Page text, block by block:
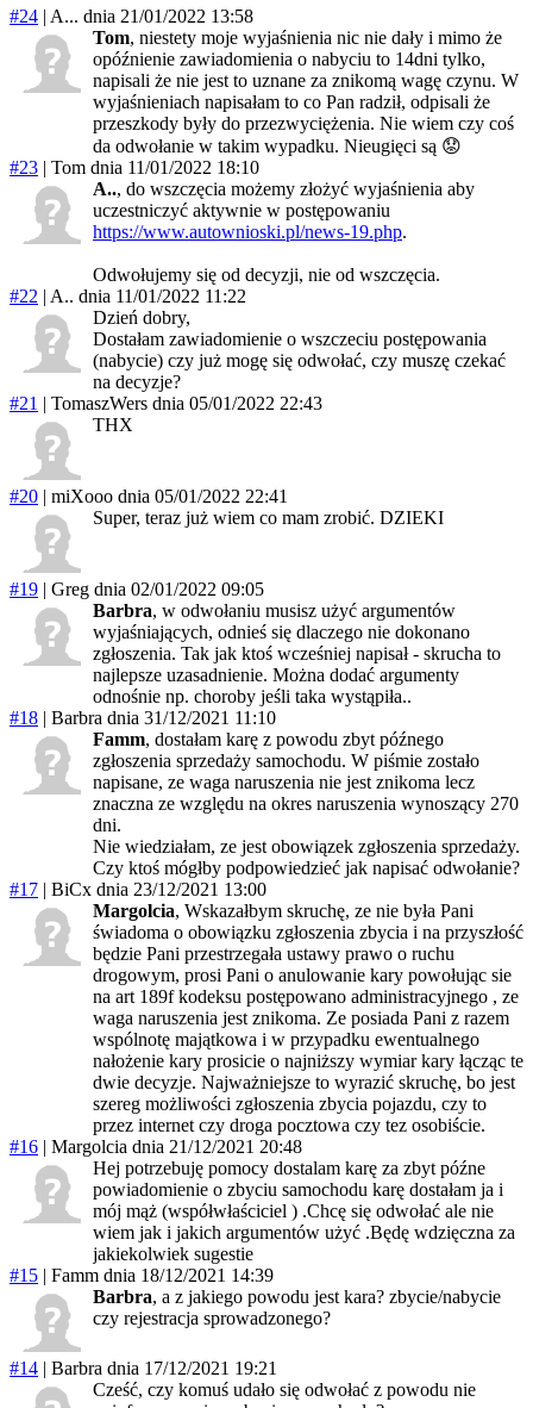
#24 | A... dnia 21/01/2022 13:58
Tom, niestety moje wyjaśnienia nic nie dały i mimo że
opóźnienie zawiadomienia o nabyciu to 14dni tylko,
napisali że nie jest to uznane za znikomą wagę czynu. W
wyjaśnieniach napisałam to co Pan radził, odpisali że
przeszkody były do przezwyciężenia. Nie wiem czy coś
da odwołanie w takim wypadku. Nieugięci są 😟
#23 | Tom dnia 11/01/2022 18:10
A.., do wszczęcia możemy złożyć wyjaśnienia aby
uczestniczyć aktywnie w postępowaniu
https://www.autownioski.pl/news-19.php.
Odwołujemy się od decyzji, nie od wszczęcia.
#22 | A.. dnia 11/01/2022 11:22
Dzień dobry,
Dostałam zawiadomienie o wszczeciu postępowania
(nabycie) czy już mogę się odwołać, czy muszę czekać
na decyzje?
#21 | TomaszWers dnia 05/01/2022 22:43
THX
#20 | miXooo dnia 05/01/2022 22:41
Super, teraz już wiem co mam zrobić. DZIEKI
#19 | Greg dnia 02/01/2022 09:05
Barbra, w odwołaniu musisz użyć argumentów
wyjaśniających, odnieś się dlaczego nie dokonano
zgłoszenia. Tak jak ktoś wcześniej napisał - skrucha to
najlepsze uzasadnienie. Można dodać argumenty
odnośnie np. choroby jeśli taka wystąpiła..
#18 | Barbra dnia 31/12/2021 11:10
Famm, dostałam karę z powodu zbyt późnego
zgłoszenia sprzedaży samochodu. W piśmie zostało
napisane, ze waga naruszenia nie jest znikoma lecz
znaczna ze względu na okres naruszenia wynoszący 270
dni.
Nie wiedziałam, ze jest obowiązek zgłoszenia sprzedaży.
Czy ktoś mógłby podpowiedzieć jak napisać odwołanie?
#17 | BiCx dnia 23/12/2021 13:00
Margolcia, Wskazałbym skruchę, ze nie była Pani
świadoma o obowiązku zgłoszenia zbycia i na przyszłość
będzie Pani przestrzegała ustawy prawo o ruchu
drogowym, prosi Pani o anulowanie kary powołując sie
na art 189f kodeksu postępowano administracyjnego , ze
waga naruszenia jest znikoma. Ze posiada Pani z razem
wspólnotę majątkowa i w przypadku ewentualnego
nałożenie kary prosicie o najniższy wymiar kary łącząc te
dwie decyzje. Najważniejsze to wyrazić skruchę, bo jest
szereg możliwości zgłoszenia zbycia pojazdu, czy to
przez internet czy droga pocztowa czy tez osobiście.
#16 | Margolcia dnia 21/12/2021 20:48
Hej potrzebuję pomocy dostalam karę za zbyt późne
powiadomienie o zbyciu samochodu karę dostałam ja i
mój mąż (współwłaściciel ) .Chcę się odwołać ale nie
wiem jak i jakich argumentów użyć .Będę wdzięczna za
jakiekolwiek sugestie
#15 | Famm dnia 18/12/2021 14:39
Barbra, a z jakiego powodu jest kara? zbycie/nabycie
czy rejestracja sprowadzonego?
#14 | Barbra dnia 17/12/2021 19:21
Cześć, czy komuś udało się odwołać z powodu nie